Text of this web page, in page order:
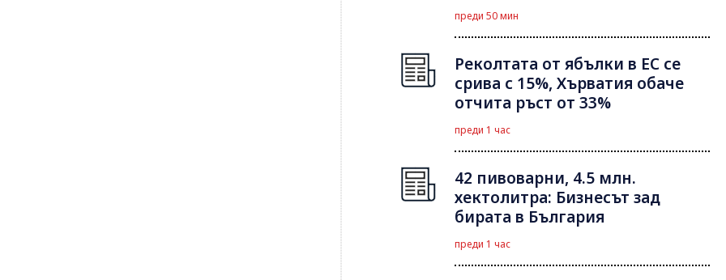
преди 50 мин
Реколтата от ябълки в ЕС се
срива с 15%, Хърватия обаче
отчита ръст от 33%
преди 1 час
42 пивоварни, 4.5 млн.
хектолитра: Бизнесът зад
бирата в България
преди 1 час